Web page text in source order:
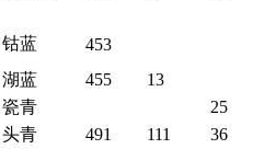
钴蓝
453
湖蓝 455
13
瓷青
25
头青 491 111
36